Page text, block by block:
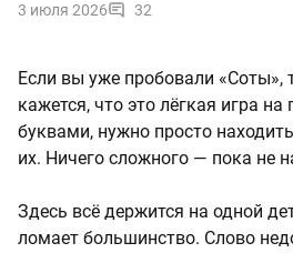
3 июля 2026 32
Если вы уже пробовали «Соты»,
кажется, что это лёгкая игра
буквами, нужно просто
их. Ничего сложного — пока не
Здесь всё держится на одной
ломает большинство. Слово